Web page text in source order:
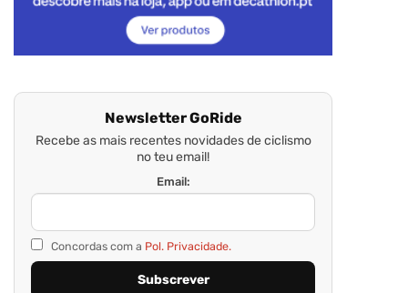
Newsletter GoRide
Recebe as mais recentes novidades de ciclismo
no teu email!
Email:
Concordas com a Pol. Privacidade.